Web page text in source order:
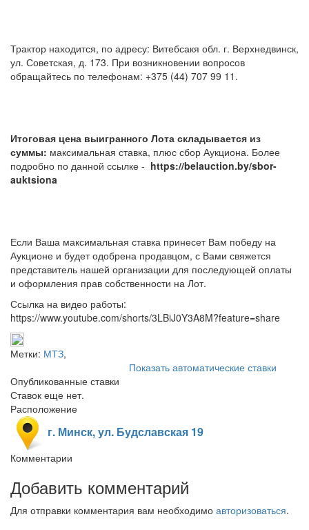
Трактор находится, по адресу: Витебсакя обл. г. Верхнедвинск,
ул. Советская, д. 173. При возникновении вопросов
обращайтесь по телефонам: +375 (44) 707 99 11.
Итоговая цена выигранного Лота складывается из
суммы: максимальная ставка, плюс сбор Аукциона. Более
подробно по данной ссылке - https://belauction.by/sbor-
auktsiona
Если Ваша максимальная ставка принесет Вам победу на
Аукционе и будет одобрена продавцом, с Вами свяжется
представитель нашей организации для последующей оплаты
и оформления прав собственности на Лот.
Ссылка на видео работы:
https://www.youtube.com/shorts/3LBiJ0Y3A8M?feature=share
Метки: МТЗ,
Показать автоматические ставки
Опубликованные ставки
Ставок еще нет.
Расположение
г. Минск, ул. Будславская 19
Комментарии
Добавить комментарий
Для отправки комментария вам необходимо авторизоваться.